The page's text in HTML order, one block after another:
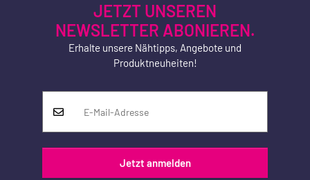
JETZT UNSEREN
NEWSLETTER ABONIEREN.
Erhalte unsere Nähtipps, Angebote und
Produktneuheiten!
Jetzt anmelden